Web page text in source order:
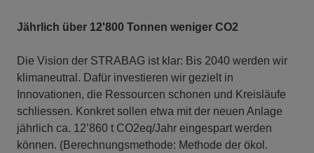
Jährlich über 12'800 Tonnen weniger CO2
Die Vision der STRABAG ist klar: Bis 2040 werden wir
klimaneutral. Dafür investieren wir gezielt in
Innovationen, die Ressourcen schonen und Kreisläufe
schliessen. Konkret sollen etwa mit der neuen Anlage
jährlich ca. 12’860 t CO2eq/Jahr eingespart werden
können. (Berechnungsmethode: Methode der ökol.